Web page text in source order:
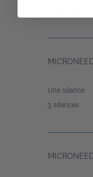
Une séance
3 séances